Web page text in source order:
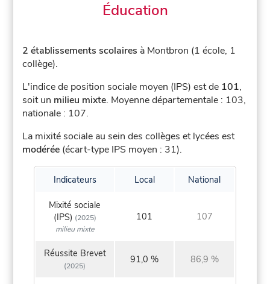
Éducation
2 établissements scolaires à Montbron (1 école, 1
collège).
L'indice de position sociale moyen (IPS) est de 101,
soit un milieu mixte. Moyenne départementale : 103,
nationale : 107.
La mixité sociale au sein des collèges et lycées est
modérée (écart-type IPS moyen : 31).
Indicateurs Local National
Mixité sociale
(IPS) (2025)
milieu mixte
101 107
Réussite Brevet
(2025)
91,0 % 86,9 %